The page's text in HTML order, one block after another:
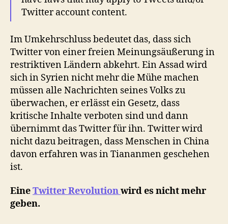
Twitter account content.
Im Umkehrschluss bedeutet das, dass sich
Twitter von einer freien Meinungsäußerung in
restriktiven Ländern abkehrt. Ein Assad wird
sich in Syrien nicht mehr die Mühe machen
müssen alle Nachrichten seines Volks zu
überwachen, er erlässt ein Gesetz, dass
kritische Inhalte verboten sind und dann
übernimmt das Twitter für ihn. Twitter wird
nicht dazu beitragen, dass Menschen in China
davon erfahren was in Tiananmen geschehen
ist.
EineTwitter Revolutionwird es nicht mehr
geben.